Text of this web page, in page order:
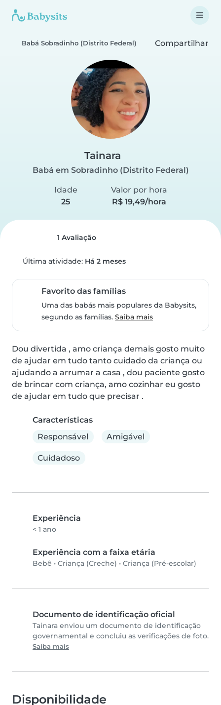
Babá Sobradinho (Distrito Federal) Compartilhar
Tainara
Babá em Sobradinho (Distrito Federal)
Idade
25
Valor por hora
R$ 19,49/hora
1 Avaliação
Última atividade: Há 2 meses
Favorito das famílias
Uma das babás mais populares da Babysits,
segundo as famílias.Saiba mais
Dou divertida , amo criança demais gosto muito
de ajudar em tudo tanto cuidado da criança ou
ajudando a arrumar a casa , dou paciente gosto
de brincar com criança, amo cozinhar eu gosto
de ajudar em tudo que precisar .
Características
Responsável
Amigável
Cuidadoso
Experiência
< 1 ano
Experiência com a faixa etária
Bebê • Criança (Creche) • Criança (Pré-escolar)
Documento de identificação oficial
Tainara enviou um documento de identificação
governamental e concluiu as verificações de foto.
Saiba mais
Disponibilidade